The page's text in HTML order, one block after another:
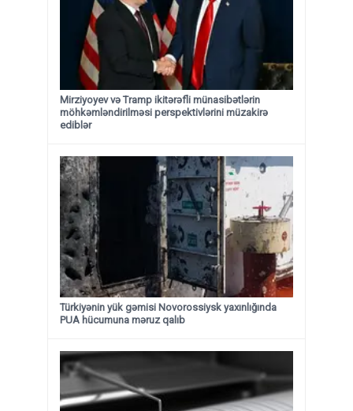
Mirziyoyev və Tramp ikitərəfli münasibətlərin
möhkəmləndirilməsi perspektivlərini müzakirə
ediblər
Türkiyənin yük gəmisi Novorossiysk yaxınlığında
PUA hücumuna məruz qalıb